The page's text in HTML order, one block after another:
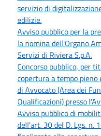
servizio di
edilizie.
Avviso pubblico per la
la nomina dell'Organo
Servizi di Riviera S.p.A.
Concorso pubblico, per
copertura a tempo
di Avvocato (Area dei
Qualificazioni) presso
Avviso pubblico di
dell'art. 30 del D. Lgs. n.